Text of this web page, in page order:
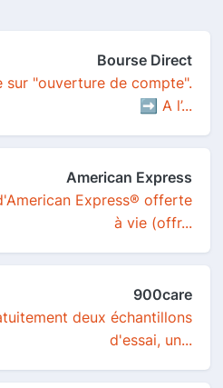
Bourse Direct
"ouverture de compte".
➡️ A l’...
American Express
Express® offerte
à vie (offr...
900care
deux échantillons
d'essai, un...